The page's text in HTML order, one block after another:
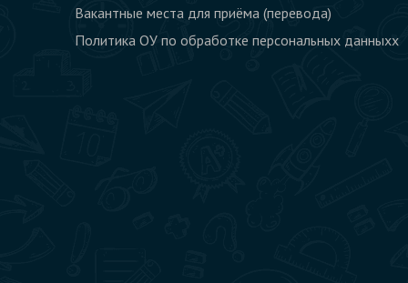
Вакантные места для приёма (перевода)
Политика ОУ по обработке персональных данныхх